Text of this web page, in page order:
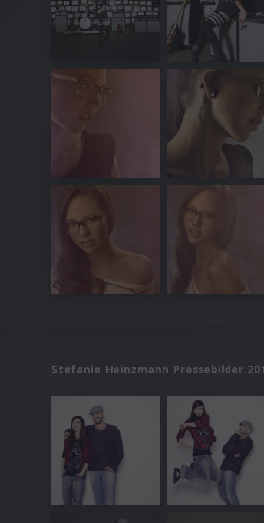
Stefanie Heinzmann Pressebilder